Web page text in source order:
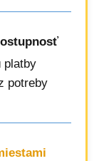
platby
potreby